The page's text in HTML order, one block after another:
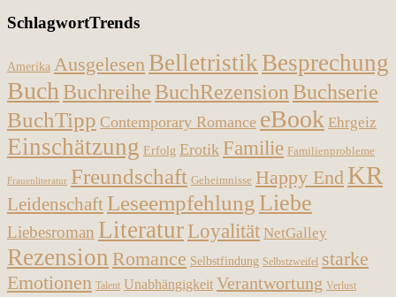
SchlagwortTrends
Amerika Ausgelesen Belletristik Besprechung
Buch Buchreihe BuchRezension Buchserie
BuchTipp Contemporary Romance eBook Ehrgeiz
Einschätzung Erfolg Erotik Familie Familienprobleme
Frauenliteratur Freundschaft Geheimnisse Happy End KR
Leidenschaft Leseempfehlung Liebe
Liebesroman LiteraturLoyalität NetGalley
Rezension Romance Selbstfindung Selbstzweifel starke
Emotionen Talent Unabhängigkeit Verantwortung Verlust